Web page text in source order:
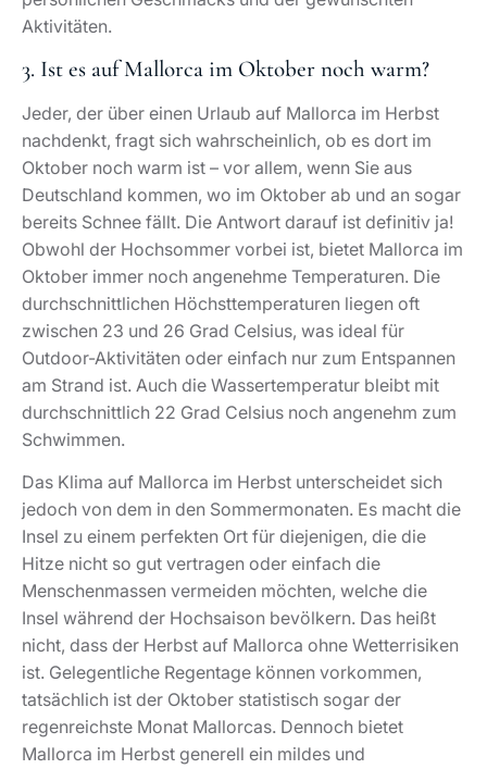
Aktivitäten.
3. Ist es auf Mallorca im Oktober noch warm?
Jeder, der über einen Urlaub auf Mallorca im Herbst
nachdenkt, fragt sich wahrscheinlich, ob es dort im
Oktober noch warm ist – vor allem, wenn Sie aus
Deutschland kommen, wo im Oktober ab und an sogar
bereits Schnee fällt. Die Antwort darauf ist definitiv ja!
Obwohl der Hochsommer vorbei ist, bietet Mallorca im
Oktober immer noch angenehme Temperaturen. Die
durchschnittlichen Höchsttemperaturen liegen oft
zwischen 23 und 26 Grad Celsius, was ideal für
Outdoor-Aktivitäten oder einfach nur zum Entspannen
am Strand ist. Auch die Wassertemperatur bleibt mit
durchschnittlich 22 Grad Celsius noch angenehm zum
Schwimmen.
Das Klima auf Mallorca im Herbst unterscheidet sich
jedoch von dem in den Sommermonaten. Es macht die
Insel zu einem perfekten Ort für diejenigen, die die
Hitze nicht so gut vertragen oder einfach die
Menschenmassen vermeiden möchten, welche die
Insel während der Hochsaison bevölkern. Das heißt
nicht, dass der Herbst auf Mallorca ohne Wetterrisiken
ist. Gelegentliche Regentage können vorkommen,
tatsächlich ist der Oktober statistisch sogar der
regenreichste Monat Mallorcas. Dennoch bietet
Mallorca im Herbst generell ein mildes und